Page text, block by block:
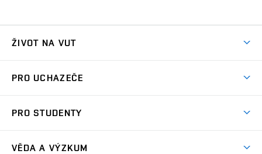
ŽIVOT NA VUT
Koleje
Sport na VUT
PRO UCHAZEČE
Dny otevřených dveří
PRO STUDENTY
VĚDA A VÝZKUM